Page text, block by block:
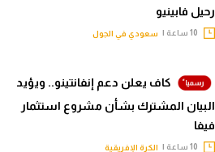
رحيل فابينيو
سعودي في الجول
كاف يعلن دعم إنفانتينو.. ويؤيد
البيان المشترك بشأن مشروع استثمار
فيفا
الكرة الإفريقية